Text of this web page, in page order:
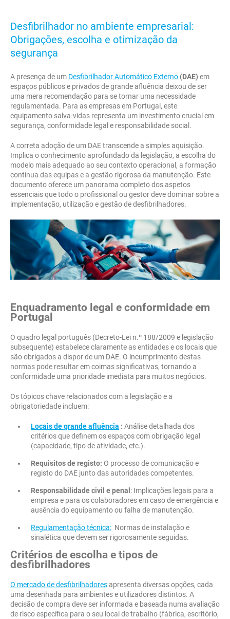
Desfibrilhador no ambiente empresarial:
Obrigações, escolha e otimização da
segurança
A presença de um Desfibrilhador Automático Externo (DAE) em
espaços públicos e privados de grande afluência deixou de ser
uma mera recomendação para se tornar uma necessidade
regulamentada. Para as empresas em Portugal, este
equipamento salva-vidas representa um investimento crucial em
segurança, conformidade legal e responsabilidade social.
A correta adoção de um DAE transcende a simples aquisição.
Implica o conhecimento aprofundado da legislação, a escolha do
modelo mais adequado ao seu contexto operacional, a formação
contínua das equipas e a gestão rigorosa da manutenção. Este
documento oferece um panorama completo dos aspetos
essenciais que todo o profissional ou gestor deve dominar sobre a
implementação, utilização e gestão de desfibrilhadores.
Enquadramento legal e conformidade em
Portugal
O quadro legal português (Decreto-Lei n.º 188/2009 e legislação
subsequente) estabelece claramente as entidades e os locais que
são obrigados a dispor de um DAE. O incumprimento destas
normas pode resultar em coimas significativas, tornando a
conformidade uma prioridade imediata para muitos negócios.
Os tópicos chave relacionados com a legislação e a
obrigatoriedade incluem:
Locais de grande afluência : Análise detalhada dos
critérios que definem os espaços com obrigação legal
(capacidade, tipo de atividade, etc.).
Requisitos de registo: O processo de comunicação e
registo do DAE junto das autoridades competentes.
Responsabilidade civil e penal : Implicações legais para a
empresa e para os colaboradores em caso de emergência e
ausência do equipamento ou falha de manutenção.
Regulamentação técnica: Normas de instalação e
sinalética que devem ser rigorosamente seguidas.
Critérios de escolha e tipos de
desfibrilhadores
O mercado de desfibrilhadoresapresenta diversas opções, cada
uma desenhada para ambientes e utilizadores distintos. A
decisão de compra deve ser informada e baseada numa avaliação
de risco específica para o seu local de trabalho (fábrica, escritório,